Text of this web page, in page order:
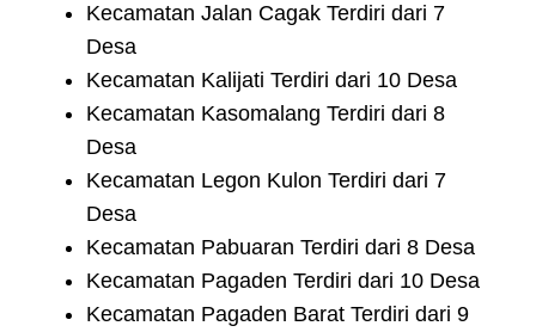
Kecamatan Jalan Cagak Terdiri dari 7
Desa
Kecamatan Kalijati Terdiri dari 10 Desa
Kecamatan Kasomalang Terdiri dari 8
Desa
Kecamatan Legon Kulon Terdiri dari 7
Desa
Kecamatan Pabuaran Terdiri dari 8 Desa
Kecamatan Pagaden Terdiri dari 10 Desa
Kecamatan Pagaden Barat Terdiri dari 9